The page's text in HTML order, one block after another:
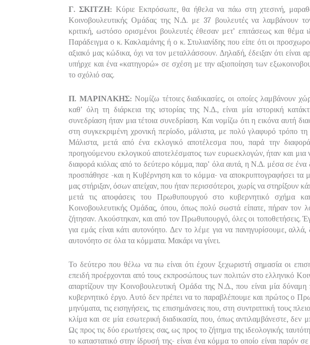
Γ. ΣΚΙΤΖΗ: Κύριε Εκπρόσωπε, θα ήθελα να πάω στη χτεσινή,
Κοινοβουλευτικής Ομάδας της Ν.Δ. με 37 βουλευτές να λαμβάνουν
κριτική, ωστόσο ορισμένοι βουλευτές έθεσαν μετ’ επιτάσεως και θέμα
Παράδειγμα ο κ. Κακλαμάνης ή ο κ. Στυλιανίδης που είπε ότι οι
αξιακό μας κώδικα, όχι να τον μεταλλάσσουν. Δηλαδή, έδειξαν ότι είναι
υπήρχε και ένα «κατηγορώ» σε σχέση με την αξιοποίηση των
το σχόλιό σας.
Π. ΜΑΡΙΝΑΚΗΣ:Νομίζω τέτοιες διαδικασίες, οι οποίες λαμβάνουν
καθ’ όλη τη διάρκεια της ιστορίας της Ν.Δ., είναι μία ιστορική
συνεδρίαση ήταν μια τέτοια συνεδρίαση. Και νομίζω ότι η εικόνα αυτή
στη συγκεκριμένη χρονική περίοδο, μάλιστα, με πολύ γλαφυρό τρόπο
Μάλιστα, μετά από ένα εκλογικό αποτέλεσμα που, παρά την
προηγούμενου εκλογικού αποτελέσματος των ευρωεκλογών, ήταν και
διαφορά κιόλας από το δεύτερο κόμμα, παρ’ όλα αυτά, η Ν.Δ. μέσα σε
προσπάθησε -και η Κυβέρνηση και το κόμμα- να αποκρυπτογραφήσει τα
μας στήριξαν, όσων απείχαν, που ήταν περισσότεροι, χωρίς να στηρίξουν
μετά τις αποφάσεις του Πρωθυπουργού στο κυβερνητικό σχήμα
Κοινοβουλευτικής Ομάδας, όπου, όπως πολύ σωστά είπατε, πήραν τον
ζήτησαν. Ακούστηκαν, και από τον Πρωθυπουργό, όλες οι τοποθετήσεις.
για εμάς είναι κάτι αυτονόητο. Δεν το λέμε για να πανηγυρίσουμε, αλλά,
αυτονόητο σε όλα τα κόμματα. Μακάρι να γίνει.
Το δεύτερο που θέλω να πω είναι ότι έχουν ξεχωριστή σημασία οι
επειδή προέρχονται από τους εκπροσώπους των πολιτών στο ελληνικό
απαρτίζουν την Κοινοβουλευτική Ομάδα της Ν.Δ., που είναι μία δύναμη
κυβερνητικό έργο. Αυτό δεν πρέπει να το παραβλέπουμε και πρώτος ο
μηνύματα, τις εισηγήσεις, τις επισημάνσεις που, στη συντριπτική τους
κλίμα και σε μία εσωτερική διαδικασία, που, όπως αντιλαμβάνεστε, δεν
Ως προς τις δύο ερωτήσεις σας, ως προς το ζήτημα της ιδεολογικής
το καταστατικό στην ίδρυσή της- είναι ένα κόμμα το οποίο είναι παρόν